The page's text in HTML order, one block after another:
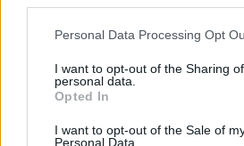
Please note that this website/app
not limited to your visit or usage
grant or deny consent to Google and
use your data for below specified
consent section.
Personal Data Processing Opt
I want to opt-out of the Sharing
personal data.
Opted In
I want to opt-out of the Sale of
Personal Data.
opp om skademarerittet.
Les mer: – Orker ikke å
høst ga Pärmäkoski ut